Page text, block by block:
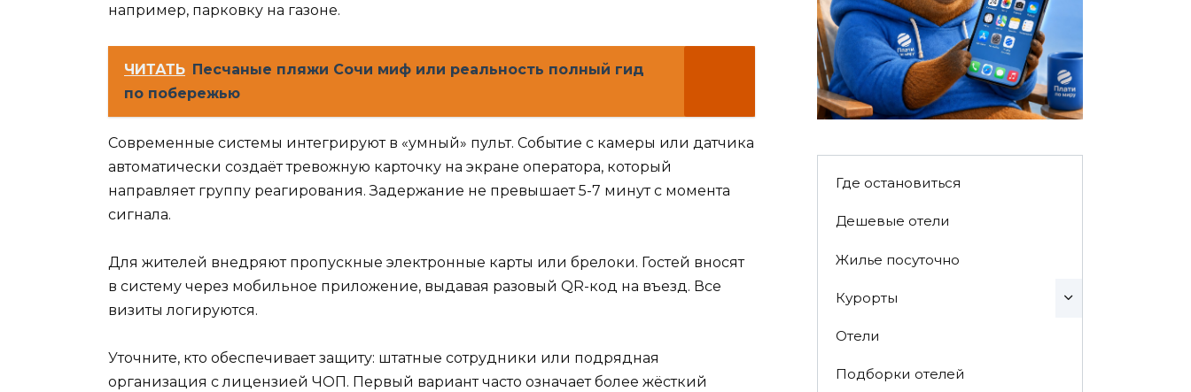
например, парковку на газоне.
ЧИТАТЬ Песчаные пляжи Сочи миф или реальность полный гид
по побережью
Современные системы интегрируют в «умный» пульт. Событие с камеры или датчика
автоматически создаёт тревожную карточку на экране оператора, который
направляет группу реагирования. Задержание не превышает 5-7 минут с момента
сигнала.
Для жителей внедряют пропускные электронные карты или брелоки. Гостей вносят
в систему через мобильное приложение, выдавая разовый QR-код на въезд. Все
визиты логируются.
Уточните, кто обеспечивает защиту: штатные сотрудники или подрядная
организация с лицензией ЧОП. Первый вариант часто означает более жёсткий
Где остановиться
Дешевые отели
Жилье посуточно
Курорты
Отели
Подборки отелей